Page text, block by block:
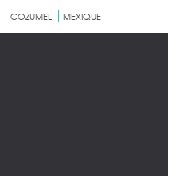
COZUMEL MEXIQUE